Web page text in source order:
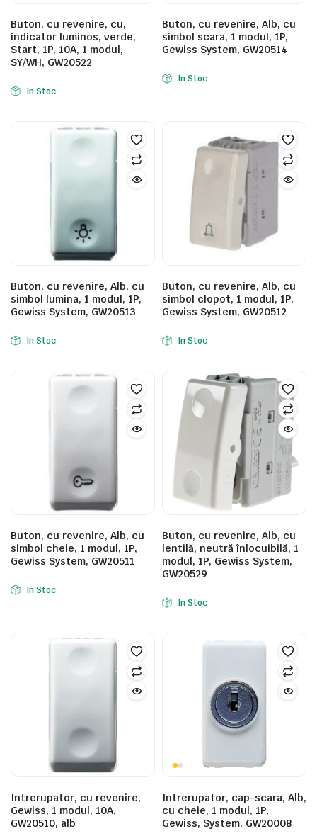
Buton, cu revenire, cu,
indicator luminos, verde,
Start, 1P, 10A, 1 modul,
SY/WH, GW20522
In Stoc
Buton, cu revenire, Alb, cu
simbol scara, 1 modul, 1P,
Gewiss System, GW20514
In Stoc
Buton, cu revenire, Alb, cu
simbol lumina, 1 modul, 1P,
Gewiss System, GW20513
In Stoc
Buton, cu revenire, Alb, cu
simbol clopot, 1 modul, 1P,
Gewiss System, GW20512
In Stoc
Buton, cu revenire, Alb, cu
simbol cheie, 1 modul, 1P,
Gewiss System, GW20511
In Stoc
Buton, cu revenire, Alb, cu
lentilă, neutră înlocuibilă, 1
modul, 1P, Gewiss System,
GW20529
In Stoc
Intrerupator, cu revenire,
Gewiss, 1 modul, 10A,
GW20510, alb
Intrerupator, cap-scara, Alb,
cu cheie, 1 modul, 1P,
Gewiss, System, GW20008